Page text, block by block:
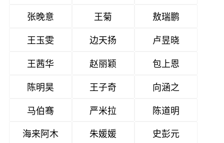
张晚意
王菊
敖瑞鹏
王玉雯
边天扬
卢昱晓
王茜华
赵丽颖
包上恩
陈明昊
王子奇
向涵之
马伯骞
严米拉
陈道明
海来阿木
朱媛媛 史彭元